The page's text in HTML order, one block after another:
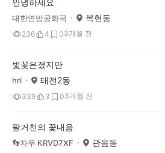
안녕하세요
대한연방공화국 복현동
236 4 03개월 전
벛꽃은졌지만
hri 태전2동
339 3 03개월 전
팔거천의 꽃내음
👣자우 KRVD7XF 관음동